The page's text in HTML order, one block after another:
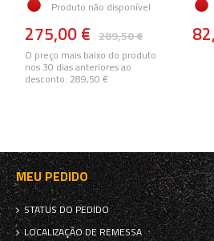
Produto não disponível
289,50 €
275,00 €
O preço mais baixo do produto
nos 30 dias anteriores ao
desconto: 289,50 €
MEU PEDIDO
STATUS DO PEDIDO
LOCALIZAÇÃO DE REMESSA